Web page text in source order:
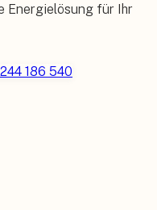
Energielösung für Ihr
186 540